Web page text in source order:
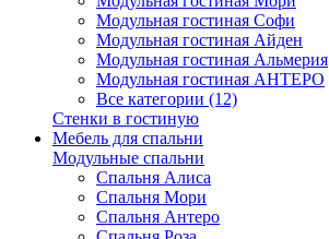
Модульная гостиная Софи
Модульная гостиная Айден
Модульная гостиная Альмерия
Модульная гостиная АНТЕРО
Все категории (12)
Стенки в гостиную
Мебель для спальни
Модульные спальни
Спальня Алиса
Спальня Мори
Спальня Антеро